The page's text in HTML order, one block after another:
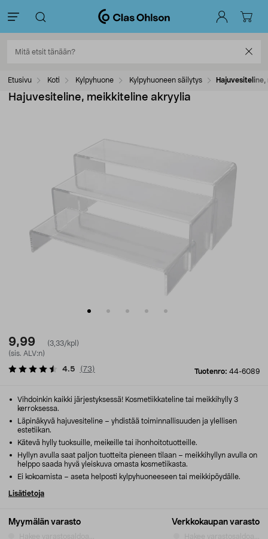
Etusivu Koti Kylpyhuone Kylpyhuoneen säilytys
Hajuvesiteline, meikkiteline akryylia
9,99
(3,33/kpl)
(sis. ALV:n)
Tuotenro: 44-6089
4.5 (73)
Myymälän varasto Verkkokaupan varasto
Vihdoinkin kaikki järjestyksessä! Kosmetiikkateline tai meikkihylly 3
kerroksessa.
Läpinäkyvä hajuvesiteline – yhdistää toiminnallisuuden ja ylellisen
estetiikan.
Kätevä hylly tuoksuille, meikeille tai ihonhoitotuotteille.
Hyllyn avulla saat paljon tuotteita pieneen tilaan – meikkihyllyn avulla on
helppo saada hyvä yleiskuva omasta kosmetiikasta.
Ei kokoamista – aseta helposti kylpyhuoneeseen tai meikkipöydälle.
Lisätietoja